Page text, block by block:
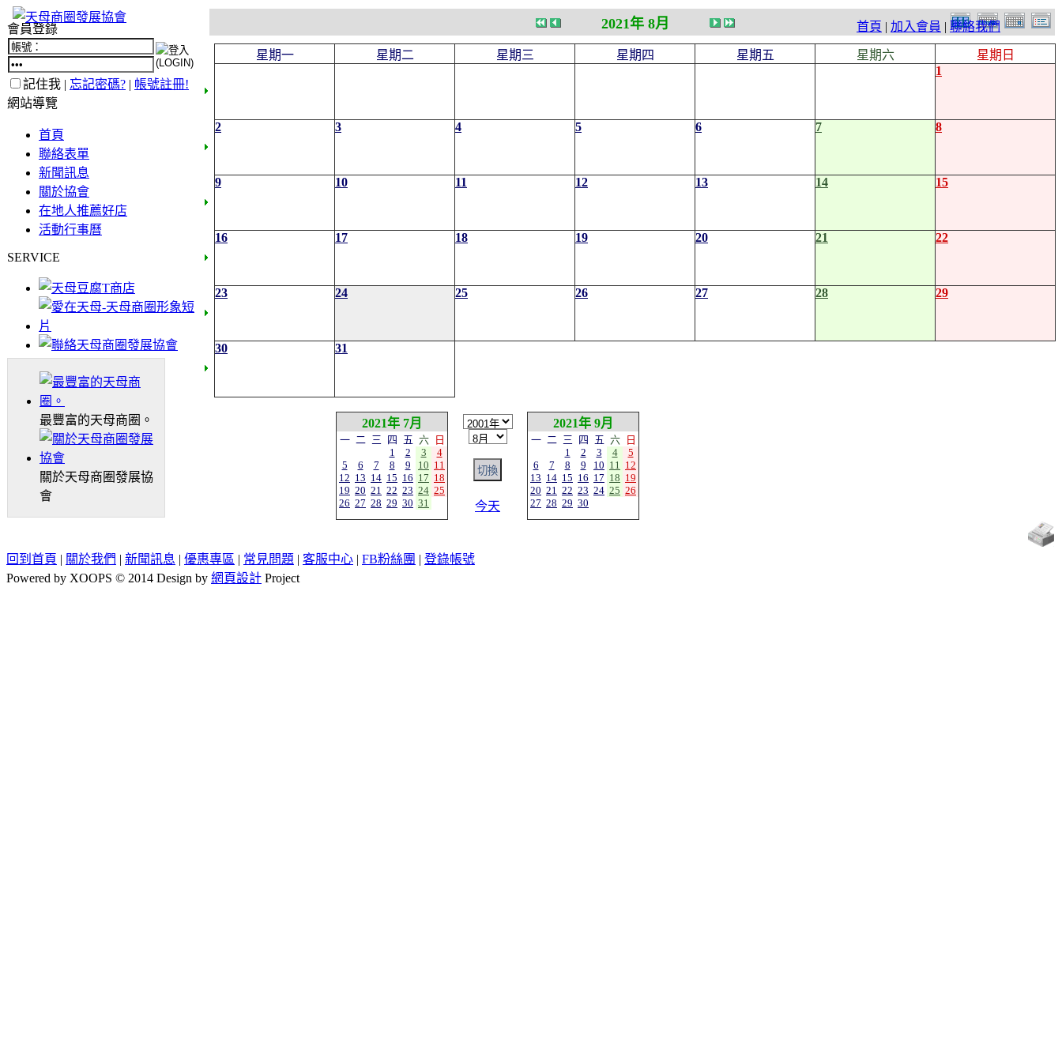
首頁 | 加入會員 | 聯絡我們
會員登錄
記住我 | 忘記密碼? | 帳號註冊!
網站導覽
首頁
聯絡表單
新聞訊息
關於協會
在地人推薦好店
活動行事曆
SERVICE
最豐富的天母商圈。
關於天母商圈發展協
會
2021年 8月
星期一 星期二 星期三 星期四 星期五 星期六
星期日
1
2 3 4 5 6 7 8
9 10 11 12 13 14 15
16 17 18 19 20 21 22
23 24 25 26 27 28 29
30 31
2021年 7月
一 二 三 四 五 六
日
1
2 3
4
5
6 7 8 9 10 11
12 13 14 15 16 17 18
19 20 21 22 23 24 25
26 27 28 29 30 31 今天
2021年 9月
一 二 三 四 五 六
日
1
2 3 4
5
6
7 8 9 10 11 12
13 14 15 16 17 18 19
20 21 22 23 24 25 26
27 28 29 30
回到首頁 | 關於我們 | 新聞訊息 | 優惠專區 | 常見問題 | 客服中心 | FB粉絲團 | 登錄帳號
Powered by XOOPS © 2014 Design by 網頁設計 Project